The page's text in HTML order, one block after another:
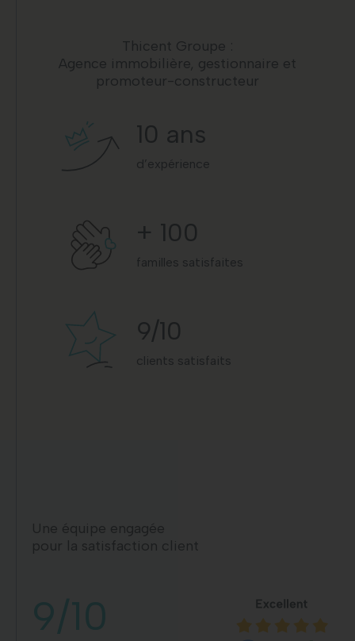
Thicent Groupe :
Agence immobilière, gestionnaire et
promoteur-constructeur
10 ans
d’expérience
+ 100
familles satisfaites
9/10
clients satisfaits
Une équipe engagée
pour la satisfaction client
9/10